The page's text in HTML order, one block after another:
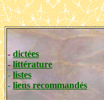
- dictées
- littérature
-listes
- liens recommandés